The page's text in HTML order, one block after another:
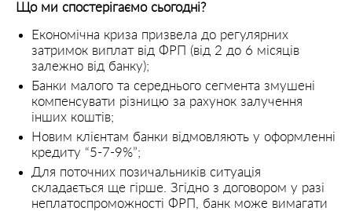
Що ми спостерігаємо сьогодні?
Економічна криза призвела до регулярних
затримок виплат від ФРП (від 2 до 6 місяців
залежно від банку);
Банки малого та середнього сегмента змушені
компенсувати різницю за рахунок залучення
інших коштів;
Новим клієнтам банки відмовляють у оформленні
кредиту “5-7-9%”;
Для поточних позичальників ситуація
складається ще гірше. Згідно з договором у разі
неплатоспроможності ФРП, банк може вимагати